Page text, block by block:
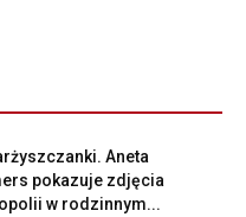
Aneta
pokazuje zdjęcia
w rodzinnym...